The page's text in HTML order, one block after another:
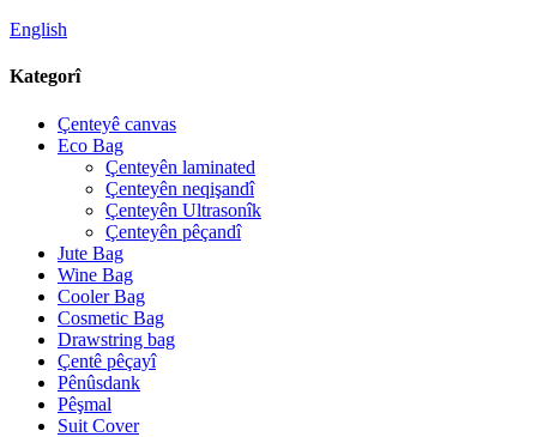
English
Kategorî
Çenteyê canvas
Eco Bag
Çenteyên laminated
Çenteyên neqişandî
Çenteyên Ultrasonîk
Çenteyên pêçandî
Jute Bag
Wine Bag
Cooler Bag
Cosmetic Bag
Drawstring bag
Çentê pêçayî
Pênûsdank
Pêşmal
Suit Cover